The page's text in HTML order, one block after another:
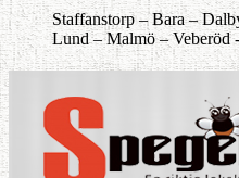
Staffanstorp –Bara –
Lund –Malmö –Veberöd